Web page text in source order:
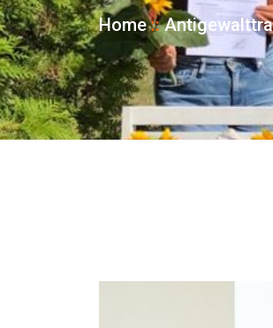
Home::